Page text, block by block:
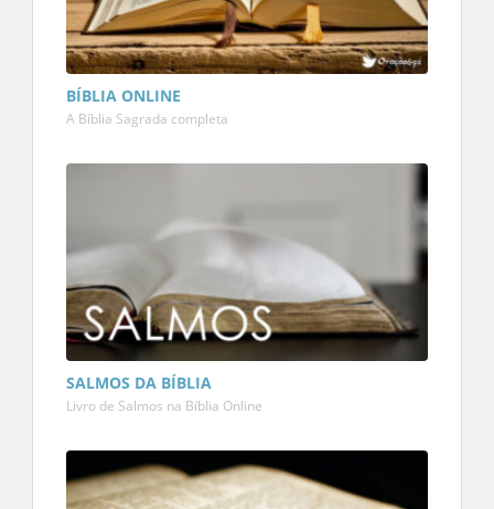
BÍBLIA ONLINE
A Bíblia Sagrada completa
SALMOS DA BÍBLIA
Livro de Salmos na Bíblia Online